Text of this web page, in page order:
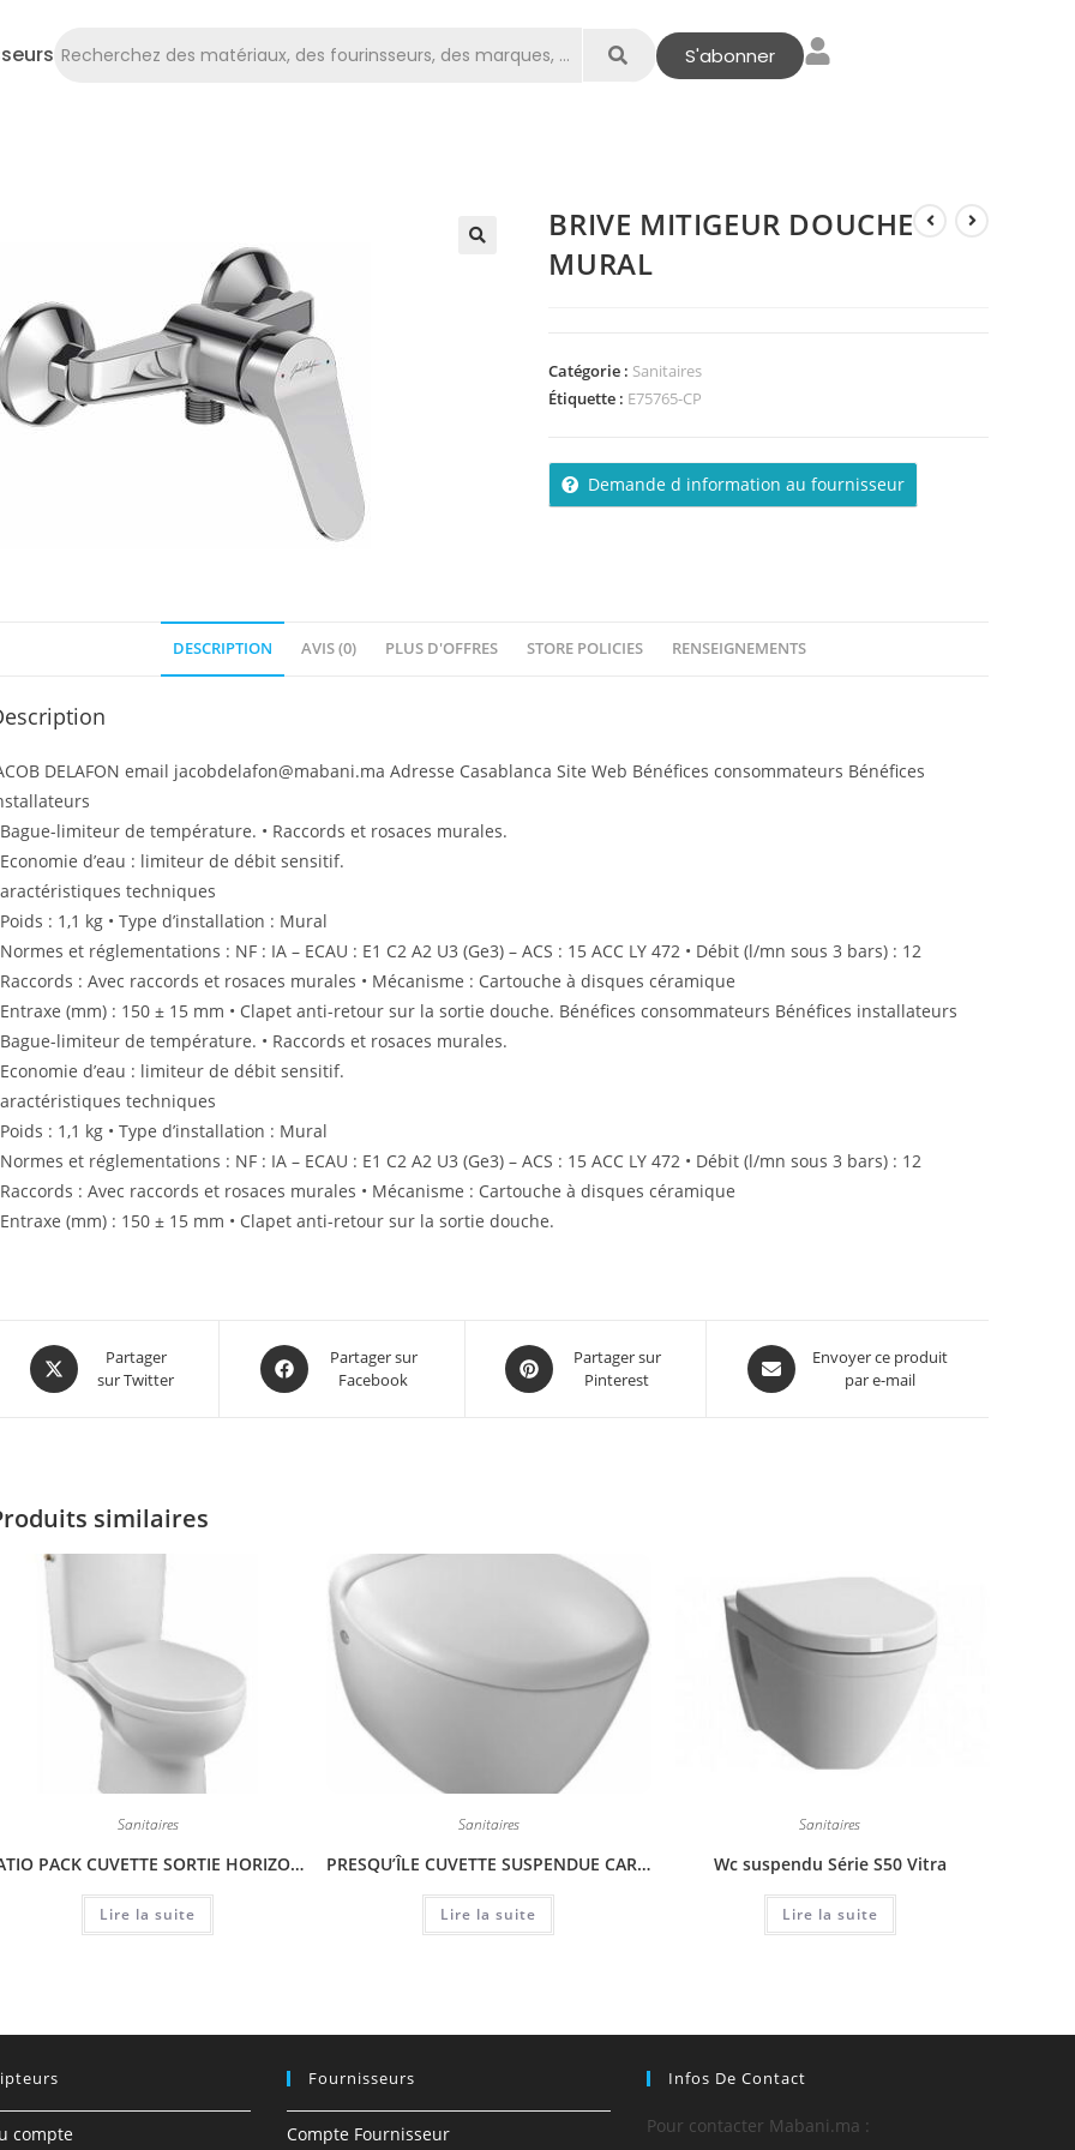
S'abonner
BRIVE MITIGEUR DOUCHE
MURAL
Catégorie : Sanitaires
Étiquette : E75765-CP
Demande d information au fournisseur
DESCRIPTION AVIS (0) PLUS D'OFFRES STORE POLICIES RENSEIGNEMENTS
DELAFON email jacobdelafon@mabani.ma Adresse Casablanca Site Web Bénéfices consommateurs Bénéfices
Bague-limiteur de température. • Raccords et rosaces murales.
Economie d’eau : limiteur de débit sensitif.
techniques
Poids : 1,1 kg • Type d’installation : Mural
Normes et réglementations : NF : IA – ECAU : E1 C2 A2 U3 (Ge3) – ACS : 15 ACC LY 472 • Débit (l/mn sous 3 bars) : 12
Raccords : Avec raccords et rosaces murales • Mécanisme : Cartouche à disques céramique
Entraxe (mm) : 150 ± 15 mm • Clapet anti-retour sur la sortie douche. Bénéfices consommateurs Bénéfices installateurs
Bague-limiteur de température. • Raccords et rosaces murales.
Economie d’eau : limiteur de débit sensitif.
techniques
Poids : 1,1 kg • Type d’installation : Mural
Normes et réglementations : NF : IA – ECAU : E1 C2 A2 U3 (Ge3) – ACS : 15 ACC LY 472 • Débit (l/mn sous 3 bars) : 12
Raccords : Avec raccords et rosaces murales • Mécanisme : Cartouche à disques céramique
Entraxe (mm) : 150 ± 15 mm • Clapet anti-retour sur la sortie douche.
Partager
sur Twitter
Partager sur
Facebook
Partager sur
Pinterest
Envoyer ce produit
par e-mail
similaires
Sanitaires
PATIO PACK CUVETTE SORTIE HORIZONTALE 6 L
Lire la suite
Sanitaires
PRESQU’ÎLE CUVETTE SUSPENDUE CARÉNÉE
Lire la suite
Sanitaires
Wc suspendu Série S50 Vitra
Lire la suite
compte
Fournisseurs
Compte Fournisseur
Infos De Contact
Pour contacter Mabani.ma :